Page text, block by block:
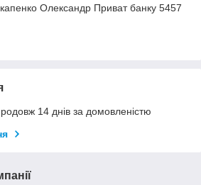
Олександр Приват банку 5457
14 днів за домовленістю